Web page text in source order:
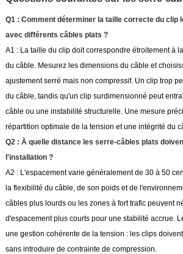
Q1 : Comment déterminer la taille correcte du clip
avec différents câbles plats ?
A1 : La taille du clip doit correspondre étroitement à
du câble. Mesurez les dimensions du câble et
ajustement serré mais non compressif. Un clip trop
du câble, tandis qu'un clip surdimensionné peut
câble ou une instabilité structurelle. Une mesure
répartition optimale de la tension et une intégrité du
Q2 : À quelle distance les serre-câbles plats
l'installation ?
A2 : L'espacement varie généralement de 30 à 50
la flexibilité du câble, de son poids et de
câbles plus lourds ou les zones à fort trafic peuvent
d'espacement plus courts pour une stabilité accrue.
une gestion cohérente de la tension : les clips
sans introduire de contrainte de compression.